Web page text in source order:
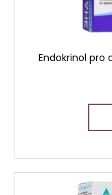
Endokrinol pro